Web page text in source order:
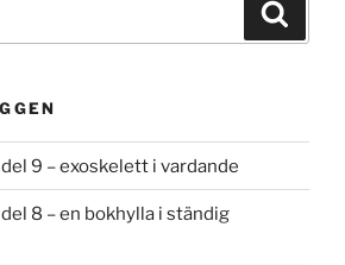
9 – exoskelett i vardande
8 – en bokhylla i ständig